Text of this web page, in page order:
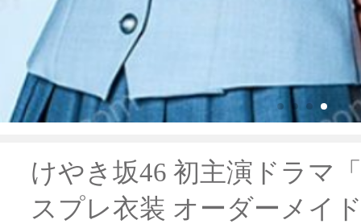
けやき坂46 初主演ドラマ
スプレ衣装 オーダーメイ